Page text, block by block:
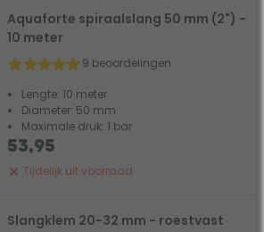
Aquaforte spiraalslang 50 mm (2") -
10 meter
9 beoordelingen
Lengte: 10 meter
Diameter: 50 mm
Maximale druk: 1 bar
Tijdelijk uit voorraad
53,95
Slangklem 20-32 mm - roestvast